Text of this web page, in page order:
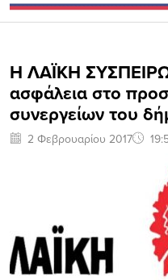
Η ΛΑΪΚΗ
ασφάλεια στο
συνεργείων του
2 Φεβρουαρίου 2017